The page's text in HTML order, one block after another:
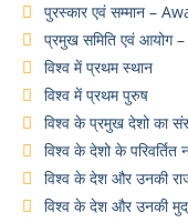
पुरस्कार एवं सम्मान –
प्रमुख समिति एवं
विश्व में प्रथम स्थान
विश्व में प्रथम पुरुष
विश्व के प्रमुख देशो का
विश्व के देशो के परिवर्तित
विश्व के देश और उनकी
विश्व के देश और उनकी